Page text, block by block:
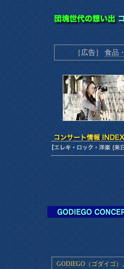
［広告］ 食品
GODIEGO（ゴダイゴ）